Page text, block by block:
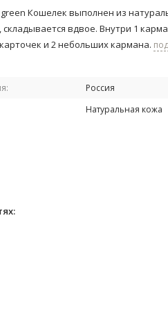
Кошелек выполнен из
вдвое. Внутри 1
и 2 небольших кармана.
Россия
Натуральная кожа